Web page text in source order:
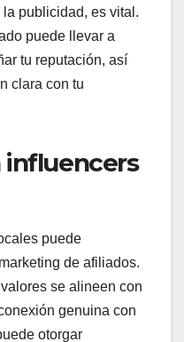
publicidad, es vital.
puede llevar a
tu reputación, así
clara con tu
puede
de afiliados.
se alineen con
genuina con
otorgar